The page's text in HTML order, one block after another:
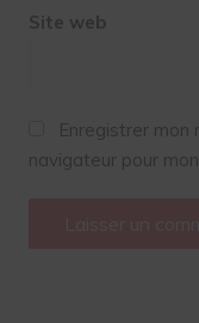
Site web
Enregistrer mon
navigateur pour